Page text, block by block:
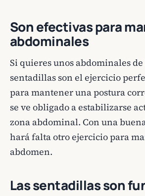
Son efectivas para
abdominales
Si quieres unos abdominales
sentadillas son el ejercicio
para mantener una postura
se ve obligado a estabilizarse
zona abdominal. Con una
hará falta otro ejercicio para
abdomen.
Las sentadillas son